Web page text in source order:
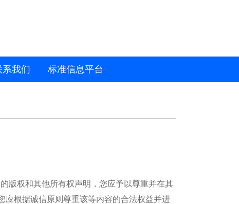
系我们 标准信息平台
版权和其他所有权声明，您应予以尊重并在其
应根据诚信原则尊重该等内容的合法权益并进